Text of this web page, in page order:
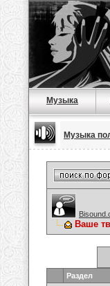
Музыка
Музыка
Ваше
Раздел